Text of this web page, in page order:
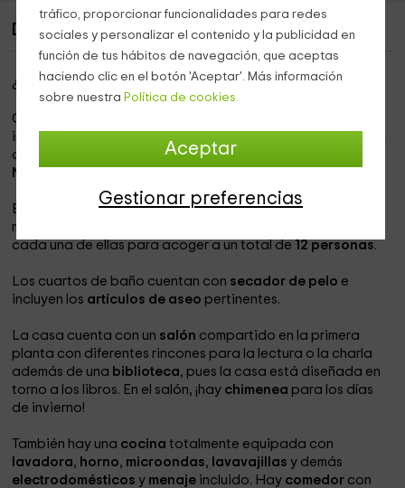
tráfico, proporcionar funcionalidades para redes
sociales y personalizar el contenido y la publicidad en
función de tus hábitos de navegación, que aceptas
haciendo clic en el botón 'Aceptar'. Más información
sobre nuestra Política de cookies.
Aceptar
Gestionar preferencias
Descripción de Casa Rural Libris
¿Conoces la provincia deÁvila?
Os presentamos esta majestuosa casa de piedra y muros
interiores de piedra también con una superficie de parcela
de 790 metros cuadrados en el acogedor municipio de
Navaluenga
El alojamiento dispone de6 dormitoriosinsonorizadas y
muy luminosas con suelo de madera y
cada una de ellas para acoger a un total de 12 personas.
Los cuartos de baño cuentan con secador de pelo e
incluyen los artículos de aseo pertinentes.
La casa cuenta con un salón compartido en la primera
planta con diferentes rincones para la lectura o la charla
además de una biblioteca, pues la casa está diseñada en
torno a los libros. En el salón, ¡hay chimenea para los días
de invierno!
También hay una cocina totalmente equipada con
lavadora, horno, microondas, lavavajillas y demás
electrodomésticos y menaje incluido. Hay comedor con